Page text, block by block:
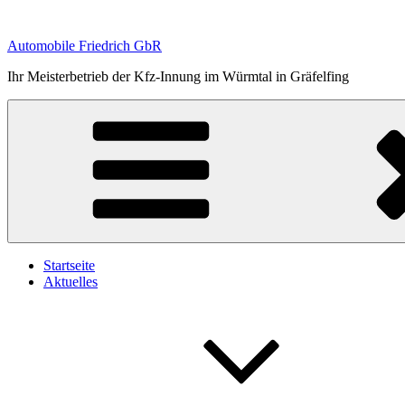
springen
Automobile Friedrich GbR
Ihr Meisterbetrieb der Kfz-Innung im Würmtal in Gräfelfing
Startseite
Aktuelles